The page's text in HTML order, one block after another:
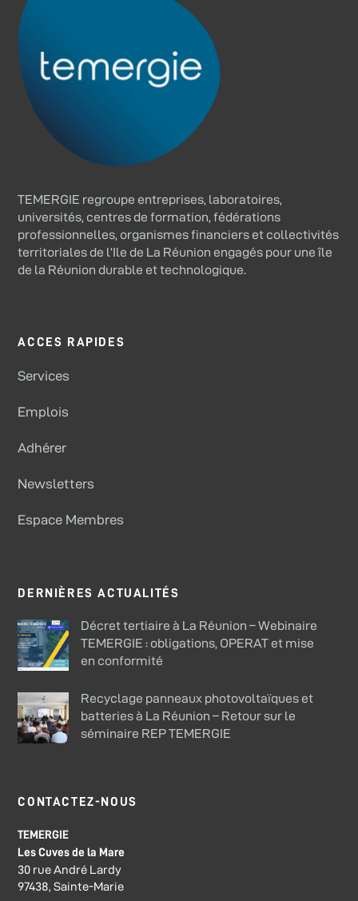
TEMERGIE regroupe entreprises, laboratoires,
universités, centres de formation, fédérations
professionnelles, organismes financiers et collectivités
territoriales de l’Ile de La Réunion engagés pour une île
de la Réunion durable et technologique.
ACCES RAPIDES
Services
Emplois
Adhérer
Newsletters
Espace Membres
DERNIÈRES ACTUALITÉS
Décret tertiaire à La Réunion – Webinaire
TEMERGIE : obligations, OPERAT et mise
en conformité
Recyclage panneaux photovoltaïques et
batteries à La Réunion – Retour sur le
séminaire REP TEMERGIE
CONTACTEZ-NOUS
TEMERGIE
Les Cuves de la Mare
30 rue André Lardy
97438, Sainte-Marie